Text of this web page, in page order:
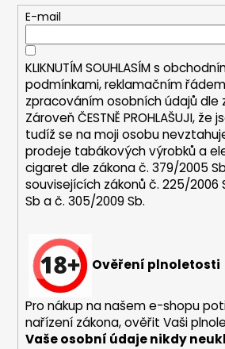
E-mail
KLIKNUTÍM SOUHLASÍM s
podmínkami,reklamačním
zpracováním osobních údajů dle
Zároveň ČESTNĚ PROHLAŠUJI,
tudíž se na moji osobu
prodeje tabákových výrobků a
cigaret dle zákona č. 379/2005
souvisejících zákonů č. 225/2006
Sb a č. 305/2009 Sb.
Ověření plnoletosti
Pro nákup na našem e-shopu
nařízení zákona, ověřit Vaši
Vaše osobní údaje nikdy